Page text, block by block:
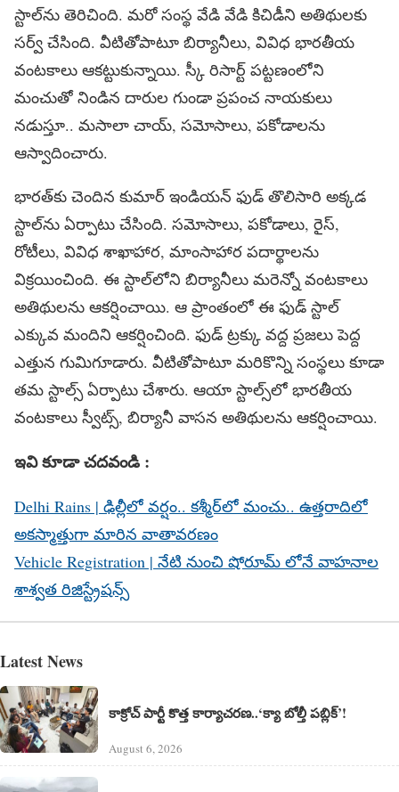
స్టాల్‌ను తెరిచింది. మరో సంస్థ వేడి వేడి కిచిడీని అతిథులకు
సర్వ్‌ చేసింది. వీటితోపాటూ బిర్యానీలు, వివిధ భారతీయ
వంటకాలు ఆకట్టుకున్నాయి. స్కీ రిసార్ట్‌ పట్టణంలోని
మంచుతో నిండిన దారుల గుండా ప్రపంచ నాయకులు
నడుస్తూ.. మసాలా చాయ్‌, సమోసాలు, పకోడాలను
ఆస్వాదించారు.
భారత్‌కు చెందిన కుమార్‌ ఇండియన్‌ ఫుడ్‌ తొలిసారి అక్కడ
స్టాల్‌ను ఏర్పాటు చేసింది. సమోసాలు, పకోడాలు, రైస్‌,
రోటీలు, వివిధ శాఖాహార, మాంసాహార పదార్థాలను
విక్రయించింది. ఈ స్టాల్‌లోని బిర్యానీలు మరెన్నో వంటకాలు
అతిథులను ఆకర్షించాయి. ఆ ప్రాంతంలో ఈ ఫుడ్‌ స్టాల్‌
ఎక్కువ మందిని ఆకర్షించింది. ఫుడ్‌ ట్రక్కు వద్ద ప్రజలు పెద్ద
ఎత్తున గుమిగూడారు. వీటితోపాటూ మరికొన్ని సంస్థలు కూడా
తమ స్టాల్స్‌ ఏర్పాటు చేశారు. ఆయా స్టాల్స్‌లో భారతీయ
వంటకాలు స్వీట్స్‌, బిర్యానీ వాసన అతిథులను ఆకర్షించాయి.
ఇవి కూడా చదవండి :
Delhi Rains | ఢిల్లీలో వర్షం.. కశ్మీర్‌లో మంచు.. ఉత్తరాదిలో
అకస్మాత్తుగా మారిన వాతావరణం
Vehicle Registration | నేటి నుంచి షోరూమ్ లోనే వాహనాల
శాశ్వత రిజిస్ట్రేషన్స్
Latest News
కాక్రోచ్ పార్టీ కొత్త కార్యాచరణ..‘క్యా బోల్తీ పబ్లిక్’!
August 6, 2026